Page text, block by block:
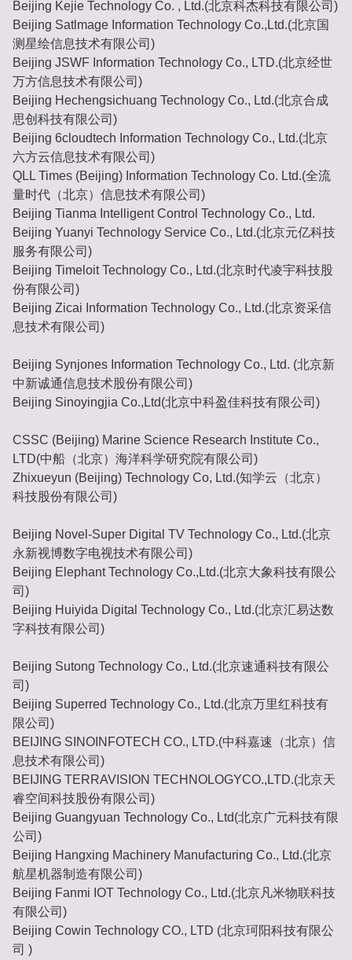
Beijing Kejie Technology Co. , Ltd.(北京科杰科技有限公司)
Beijing Satlmage Information Technology Co.,Ltd.(北京国
测星绘信息技术有限公司)
Beijing JSWF Information Technology Co., LTD.(北京经世
万方信息技术有限公司)
Beijing Hechengsichuang Technology Co., Ltd.(北京合成
思创科技有限公司)
Beijing 6cloudtech Information Technology Co., Ltd.(北京
六方云信息技术有限公司)
QLL Times (Beijing) Information Technology Co. Ltd.(全流
量时代（北京）信息技术有限公司)
Beijing Tianma Intelligent Control Technology Co., Ltd.
Beijing Yuanyi Technology Service Co., Ltd.(北京元亿科技
服务有限公司)
Beijing Timeloit Technology Co., Ltd.(北京时代凌宇科技股
份有限公司)
Beijing Zicai Information Technology Co., Ltd.(北京资采信
息技术有限公司)
Beijing Synjones Information Technology Co., Ltd. (北京新
中新诚通信息技术股份有限公司)
Beijing Sinoyingjia Co.,Ltd(北京中科盈佳科技有限公司)
CSSC (Beijing) Marine Science Research Institute Co.,
LTD(中船（北京）海洋科学研究院有限公司)
Zhixueyun (Beijing) Technology Co, Ltd.(知学云（北京）
科技股份有限公司)
Beijing Novel-Super Digital TV Technology Co., Ltd.(北京
永新视博数字电视技术有限公司)
Beijing Elephant Technology Co.,Ltd.(北京大象科技有限公
司)
Beijing Huiyida Digital Technology Co., Ltd.(北京汇易达数
字科技有限公司)
Beijing Sutong Technology Co., Ltd.(北京速通科技有限公
司)
Beijing Superred Technology Co., Ltd.(北京万里红科技有
限公司)
BEIJING SINOINFOTECH CO., LTD.(中科嘉速（北京）信
息技术有限公司)
BEIJING TERRAVISION TECHNOLOGYCO.,LTD.(北京天
睿空间科技股份有限公司)
Beijing Guangyuan Technology Co., Ltd(北京广元科技有限
公司)
Beijing Hangxing Machinery Manufacturing Co., Ltd.(北京
航星机器制造有限公司)
Beijing Fanmi IOT Technology Co., Ltd.(北京凡米物联科技
有限公司)
Beijing Cowin Technology CO., LTD (北京珂阳科技有限公
司 )